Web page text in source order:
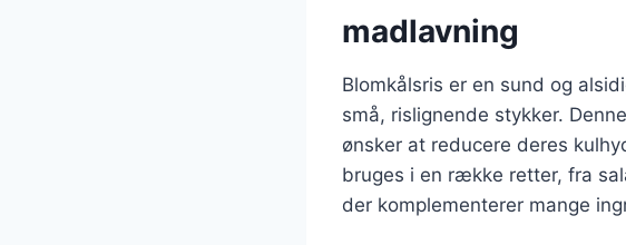
madlavning
Blomkålsris er en sund og
små, rislignende stykker.
ønsker at reducere deres
bruges i en række retter, fra
der komplementerer mange